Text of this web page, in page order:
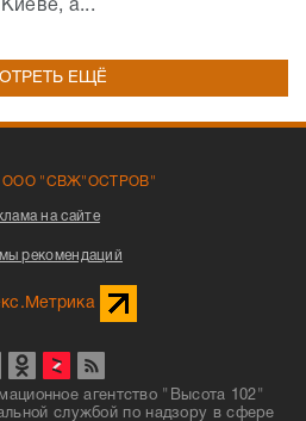
а...
ЕЩЁ
ООО "СВЖ"ОСТРОВ"
на сайте
рекомендаций
агентство "Высота 102"
службой по надзору в сфере